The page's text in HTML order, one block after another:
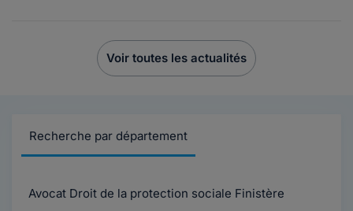
Voir toutes les actualités
Recherche par département
Avocat Droit de la protection sociale Finistère